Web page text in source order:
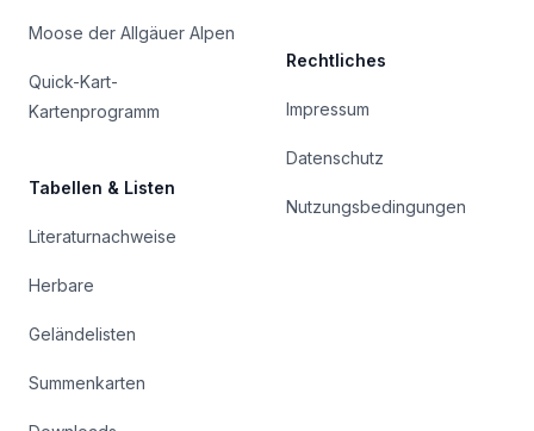
Moose der Allgäuer Alpen
Quick-Kart-
Kartenprogramm
Tabellen & Listen
Literaturnachweise
Herbare
Geländelisten
Summenkarten
Rechtliches
Impressum
Datenschutz
Nutzungsbedingungen